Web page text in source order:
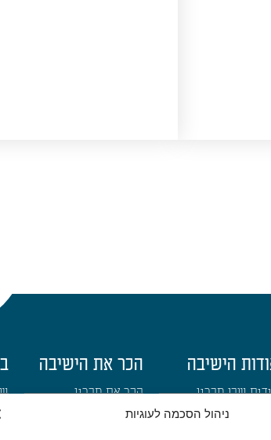
ניהול הסכמה לעוגיות
הישיבה
שבי חברון
בעלי תפקידים
הכר את הישיבה
הכר את חברון
מאז ועד היום